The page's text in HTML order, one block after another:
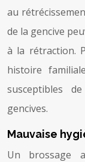
au
de la gencive
à la rétraction.
histoire
susceptibles
gencives.
Mauvaise
Un brossage